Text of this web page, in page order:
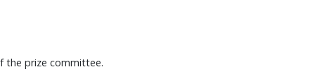
the prize committee.